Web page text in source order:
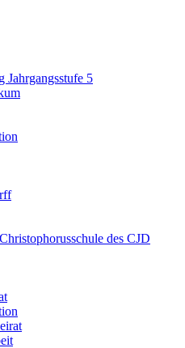
Jahrgangsstufe 5
des CJD